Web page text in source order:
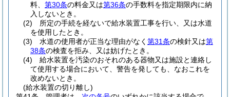
料、 第30条の料金又は第36条の手数料を指定期限内に納
入しないとき。
(2)
所定の手続を経ないで給水装置工事を行い、又は水道
を使用したとき。
(3)
水道の使用者が正当な理由がなく 第31条の検針又は第
38条の検査を拒み、又は妨げたとき。
(4)
給水装置を汚染のおそれのある器物又は施設と連絡し
て使用する場合において、警告を発しても、なおこれを
改めないとき。
(給水装置の切り離し)